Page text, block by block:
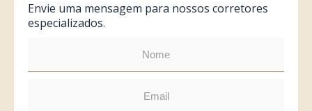
Envie uma mensagem para nossos corretores
especializados.